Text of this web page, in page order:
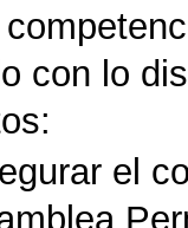
con lo
el